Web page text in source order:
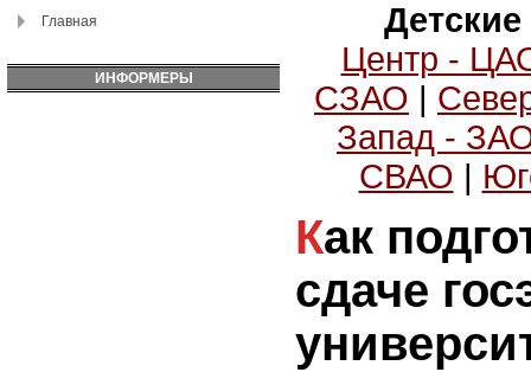
Главная
ИНФОРМЕРЫ
Центр -
СЗАО |
Запад -
СВАО |
Как подготовиться к
сдаче